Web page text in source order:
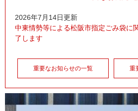
2026年7月14日更新
中東情勢等による松阪市指定ごみ袋に
了します
重要なお知らせの一覧 重